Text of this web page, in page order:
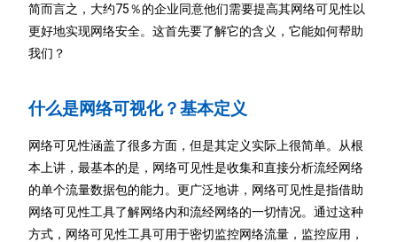
简而言之，大约75％的企业同意他们需要提高其网络可见性以
更好地实现网络安全。这首先要了解它的含义，它能如何帮助
我们？
什么是网络可视化？基本定义
网络可见性涵盖了很多方面，但是其定义实际上很简单。从根
本上讲，最基本的是，网络可见性是收集和直接分析流经网络
的单个流量数据包的能力。更广泛地讲，网络可见性是指借助
网络可见性工具了解网络内和流经网络的一切情况。通过这种
方式，网络可见性工具可用于密切监控网络流量，监控应用，